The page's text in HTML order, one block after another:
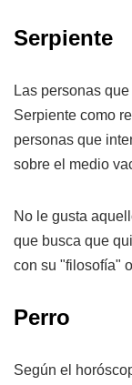
Serpiente
Las personas
Serpiente como
personas que
sobre el medio
No le gusta
que busca que
con su "filosofía"
Perro
Según el